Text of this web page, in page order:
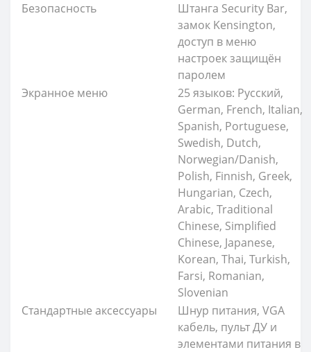
Безопасность
Штанга Security Bar,
замок Kensington,
доступ в меню
настроек защищён
паролем
Экранное меню
25 языков: Русский,
German, French, Italian,
Spanish, Portuguese,
Swedish, Dutch,
Norwegian/Danish,
Polish, Finnish, Greek,
Hungarian, Czech,
Arabic, Traditional
Chinese, Simplified
Chinese, Japanese,
Korean, Thai, Turkish,
Farsi, Romanian,
Slovenian
Стандартные аксессуары
Шнур питания, VGA
кабель, пульт ДУ и
элементами питания в